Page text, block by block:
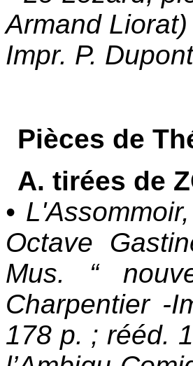
Armand
Impr. P.
Pièces de
A. tirées de
•
Octave
Mus. “
Charpentier -
178 p. ; rééd.